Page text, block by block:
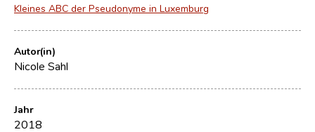
Kleines ABC der Pseudonyme in Luxemburg
Autor(in)
Nicole Sahl
Jahr
2018